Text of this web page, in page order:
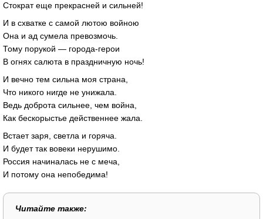
Стократ еще прекрасней и сильней!
И в схватке с самой лютою войною
Она и ад сумела превозмочь.
Тому порукой — города-герои
В огнях салюта в праздничную ночь!
И вечно тем сильна моя страна,
Что никого нигде не унижала.
Ведь доброта сильнее, чем война,
Как бескорыстье действеннее жала.
Встает заря, светла и горяча.
И будет так вовеки нерушимо.
Россия начиналась не с меча,
И потому она непобедима!
Читайте также: